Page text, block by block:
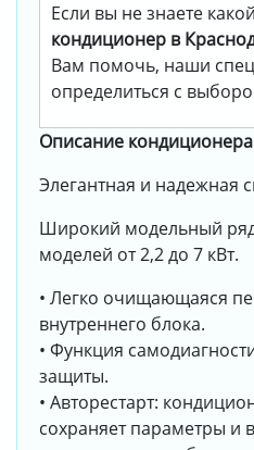
Если вы не знаете
кондиционер в
Вам помочь, наши
определиться с
Описание кондиционера
Элегантная и надежная
Широкий модельный
моделей от 2,2 до 7 кВт.
• Легко очищающаяся
внутреннего блока.
• Функция
защиты.
• Авторестарт:
сохраняет параметры и